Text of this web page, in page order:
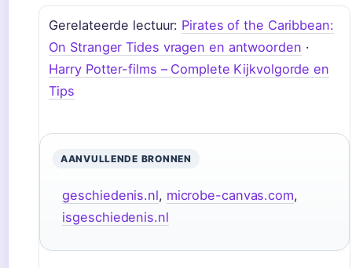
Gerelateerde lectuur: Pirates of the Caribbean:
On Stranger Tides vragen en antwoorden ·
Harry Potter-films – Complete Kijkvolgorde en
Tips
AANVULLENDE BRONNEN
geschiedenis.nl, microbe-canvas.com,
isgeschiedenis.nl